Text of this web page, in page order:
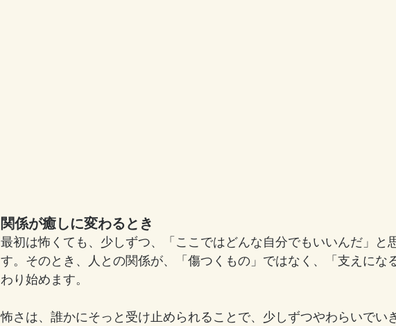
関係が癒しに変わるとき
最初は怖くても、少しずつ、「ここではどんな自分でもいいんだ」と
す。そのとき、人との関係が、「傷つくもの」ではなく、「支えにな
わり始めます。
怖さは、誰かにそっと受け止められることで、少しずつやわらいでい